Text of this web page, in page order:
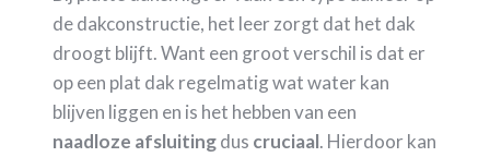
de dakconstructie, het leer zorgt dat het dak
droogt blijft. Want een groot verschil is dat er
op een plat dak regelmatig wat water kan
blijven liggen en is het hebben van een
naadloze afsluitingdus cruciaal. Hierdoor kan